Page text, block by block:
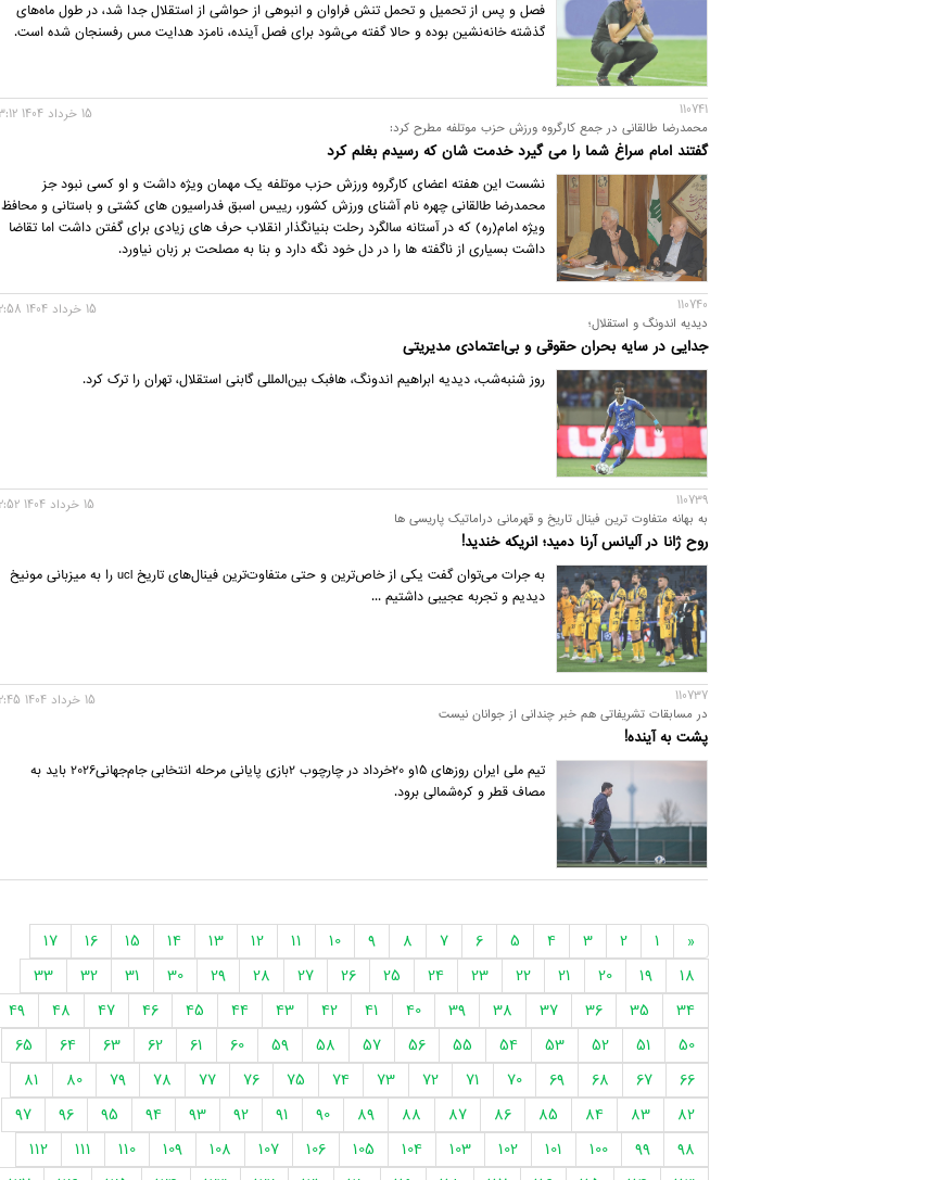
فصل و پس از تحمیل و تحمل تنش فراوان و انبوهی از حواشی از استقلال جدا شد، در طول ماه‌های
گذشته خانه‌نشین بوده و حالا گفته می‌شود برای فصل آینده، نامزد هدایت مس رفسنجان شده است.
110741
محمدرضا طالقانی در جمع کارگروه ورزش حزب موتلفه مطرح کرد:
گفتند امام سراغ شما را می گیرد خدمت شان که رسیدم بغلم کرد
15 خرداد 1404 13:12
نشست این هفته اعضای کارگروه ورزش حزب موتلفه یک مهمان ویژه داشت و او کسی نبود جز
محمدرضا طالقانی چهره نام آشنای ورزش کشور، رییس اسبق فدراسیون های کشتی و باستانی و محافظ
ویژه امام(ره) که در آستانه سالگرد رحلت بنیانگذار انقلاب حرف های زیادی برای گفتن داشت اما تقاضا
داشت بسیاری از ناگفته ها را در دل خود نگه دارد و بنا به مصلحت بر زبان نیاورد.
110740
دیدیه اندونگ و استقلال؛
جدایی در سایه بحران حقوقی و بی‌اعتمادی مدیریتی
15 خرداد 1404 12:58
روز شنبه‌شب، دیدیه ابراهیم اندونگ، هافبک بین‌المللی گابنی استقلال، تهران را ترک کرد.
110739
به بهانه متفاوت ترین فینال تاریخ و قهرمانی دراماتیک پاریسی ها
روح ژانا در آلیانس آرنا دمید؛ انریکه خندید!
15 خرداد 1404 12:52
به جرات می‌توان گفت یکی از خاص‌ترین و حتی متفاوت‌ترین فینال‌های تاریخ ucl را به میزبانی مونیخ
دیدیم و تجربه عجیبی داشتیم ...
110737
در مسابقات تشریفاتی هم خبر چندانی از جوانان نیست
پشت به آینده!
15 خرداد 1404 12:45
تیم ملی ایران روزهای 15و 20خرداد در چارچوب 2بازی پایانی مرحله انتخابی جام‌جهانی2026 باید به
مصاف قطر و کره‌شمالی برود.
«
1
2
3
4
5
6
7
8
9
10
11
12
13
14
15
16
17
18
19
20
21
22
23
24
25
26
27
28
29
30
31
32
33
34
35
36
37
38
39
40
41
42
43
44
45
46
47
48
49
50
51
52
53
54
55
56
57
58
59
60
61
62
63
64
65
66
67
68
69
70
71
72
73
74
75
76
77
78
79
80
81
82
83
84
85
86
87
88
89
90
91
92
93
94
95
96
97
98
99
100
101
102
103
104
105
106
107
108
109
110
111
112